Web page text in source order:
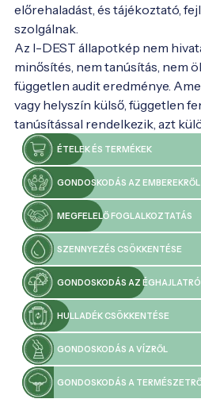
előrehaladást, és tájékoztató,
szolgálnak.
Az I-DEST állapotkép nem
minősítés, nem tanúsítás, nem
független audit eredménye.
vagy helyszín külső, független
tanúsítással rendelkezik, azt
ÉTELEK ÉS TERMÉKEK
GONDOSKODÁS AZ EMBEREKRŐL
MEGFELELŐ FOGLALKOZTATÁS
SZENNYEZÉS CSÖKKENTÉSE
GONDOSKODÁS AZ
HULLADÉK CSÖKKENTÉSE
GONDOSKODÁS A VÍZRŐL
GONDOSKODÁS A